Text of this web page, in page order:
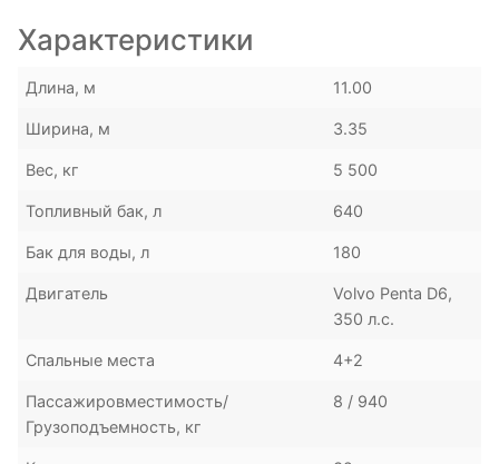
Характеристики
Длина, м 11.00
Ширина, м 3.35
Вес, кг 5 500
Топливный бак, л 640
Бак для воды, л 180
Двигатель
Volvo Penta D6,
350 л.с.
Спальные места 4+2
Пассажировместимость/
Грузоподъемность, кг
8 / 940